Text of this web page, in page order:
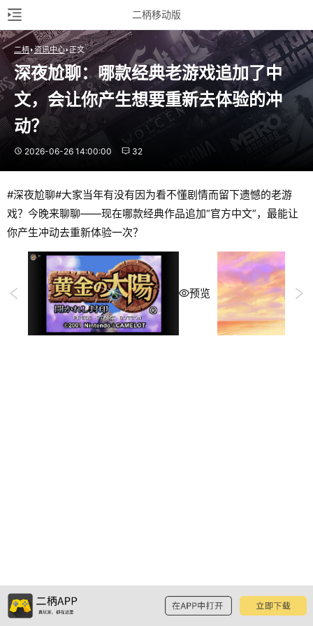
二柄移动版
二柄 资讯中心 正文
深夜尬聊：哪款经典老游戏追加了中
文，会让你产生想要重新去体验的冲
动？
2026-06-26 14:00:00 32
#深夜尬聊#大家当年有没有因为看不懂剧情而留下遗憾的老游
戏？今晚来聊聊——现在哪款经典作品追加“官方中文”，最能让
你产生冲动去重新体验一次？
预览